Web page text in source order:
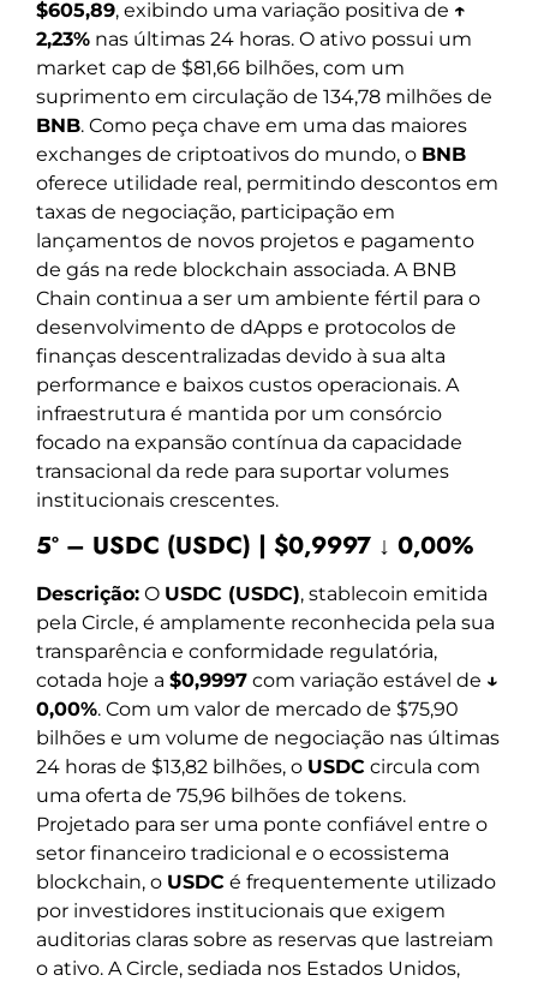
$605,89, exibindo uma variação positiva de ↑
2,23% nas últimas 24 horas. O ativo possui um
market cap de $81,66 bilhões, com um
suprimento em circulação de 134,78 milhões de
BNB. Como peça chave em uma das maiores
exchanges de criptoativos do mundo, o BNB
oferece utilidade real, permitindo descontos em
taxas de negociação, participação em
lançamentos de novos projetos e pagamento
de gás na rede blockchain associada. A BNB
Chain continua a ser um ambiente fértil para o
desenvolvimento de dApps e protocolos de
finanças descentralizadas devido à sua alta
performance e baixos custos operacionais. A
infraestrutura é mantida por um consórcio
focado na expansão contínua da capacidade
transacional da rede para suportar volumes
institucionais crescentes.
5º – USDC (USDC) | $0,9997 ↓ 0,00%
Descrição: O USDC (USDC), stablecoin emitida
pela Circle, é amplamente reconhecida pela sua
transparência e conformidade regulatória,
cotada hoje a $0,9997 com variação estável de ↓
0,00%. Com um valor de mercado de $75,90
bilhões e um volume de negociação nas últimas
24 horas de $13,82 bilhões, o USDC circula com
uma oferta de 75,96 bilhões de tokens.
Projetado para ser uma ponte confiável entre o
setor financeiro tradicional e o ecossistema
blockchain, o USDC é frequentemente utilizado
por investidores institucionais que exigem
auditorias claras sobre as reservas que lastreiam
o ativo. A Circle, sediada nos Estados Unidos,